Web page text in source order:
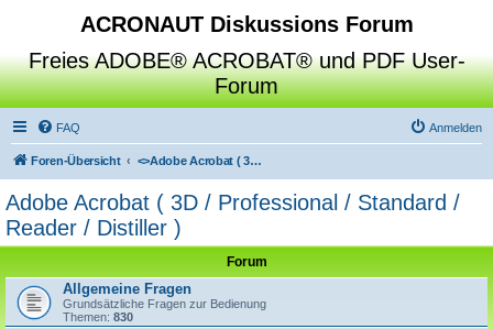
ACRONAUT Diskussions Forum
Freies ADOBE® ACROBAT® und PDF User-
Forum
FAQ Anmelden
Foren-Übersicht <>Adobe Acrobat ( 3D / Professional / Standard / Reader / Distiller )
Adobe Acrobat ( 3D / Professional / Standard /
Reader / Distiller )
Forum
Allgemeine Fragen
Grundsätzliche Fragen zur Bedienung
Themen: 830